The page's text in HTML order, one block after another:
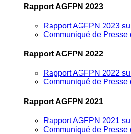
Rapport AGFPN 2023
Rapport AGFPN 2023
Communiqué de Presse
Rapport AGFPN 2022
Rapport AGFPN 2022
Communiqué de Presse
Rapport AGFPN 2021
Rapport AGFPN 2021
Communiqué de Presse